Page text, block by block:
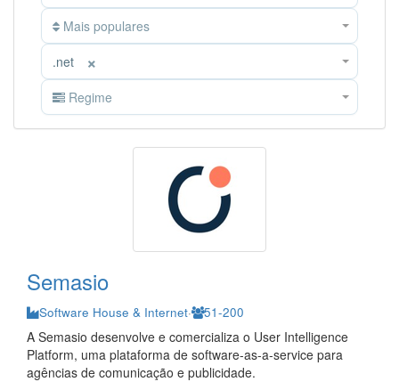
Mais populares
×
.net
Regime
Semasio
Software House & Internet· 51-200
A Semasio desenvolve e comercializa o User Intelligence
Platform, uma plataforma de software-as-a-service para
agências de comunicação e publicidade.